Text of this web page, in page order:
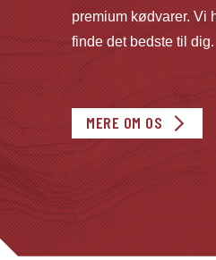
premium kødvarer. Vi
finde det bedste til dig.
MERE OM OS